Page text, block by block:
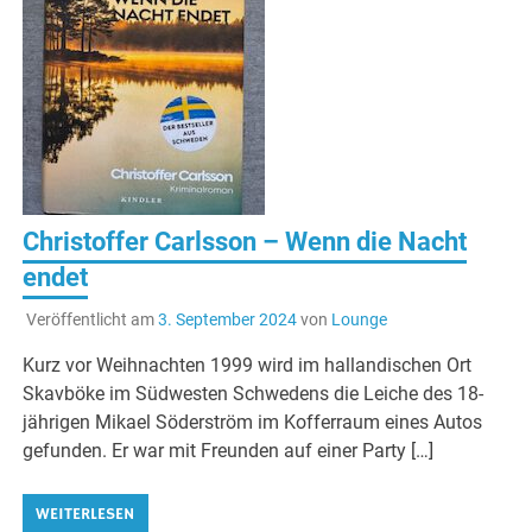
Christoffer Carlsson – Wenn die Nacht
endet
Veröffentlicht am3. September 2024von Lounge
Kurz vor Weihnachten 1999 wird im hallandischen Ort
Skavböke im Südwesten Schwedens die Leiche des 18-
jährigen Mikael Söderström im Kofferraum eines Autos
gefunden. Er war mit Freunden auf einer Party […]
WEITERLESEN